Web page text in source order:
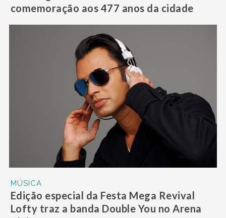
comemoração aos 477 anos da cidade
MÚSICA
Edição especial da Festa Mega Revival
Lofty traz a banda Double You no Arena